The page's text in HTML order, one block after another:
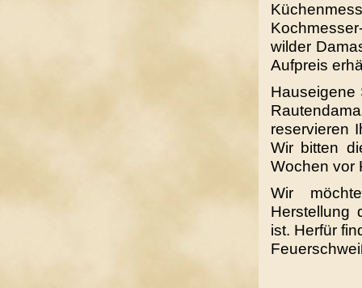
wilder
Aufpreis
Hauseigene
reservieren
Wir bitten
Wochen vor
Wir
Herstellung
ist. Herfür